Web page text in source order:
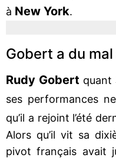
à New York.
Gobert a du
Rudy Gobert quant
ses performances
qu’il a rejoint l’été
Alors qu’il vit sa
pivot français avait